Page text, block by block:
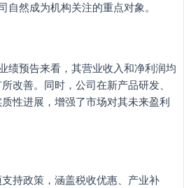
自然成为机构关注的重点对象。
绩预告来看，其营业收入和净利润均
改善。同时，公司在新产品研发、
性进展，增强了市场对其未来盈利
持政策，涵盖税收优惠、产业补